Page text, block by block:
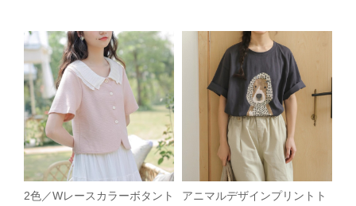
2色／Wレースカラーボタント
アニマルデザインプリントト